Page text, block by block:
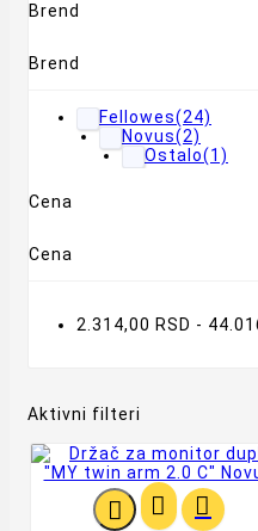
Brend
Brend
Fellowes(24)
Novus(2)
Ostalo(1)
Cena
Cena
2.314,00 RSD -
Aktivni filteri
  